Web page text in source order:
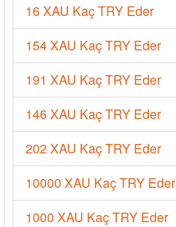
16 XAU Kaç TRY Eder
154 XAU Kaç TRY Eder
191 XAU Kaç TRY Eder
146 XAU Kaç TRY Eder
202 XAU Kaç TRY Eder
10000 XAU Kaç TRY Eder
1000 XAU Kaç TRY Eder